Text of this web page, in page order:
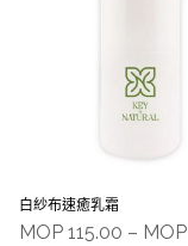
白紗布速癒乳霜
MOP 115.00 – MOP